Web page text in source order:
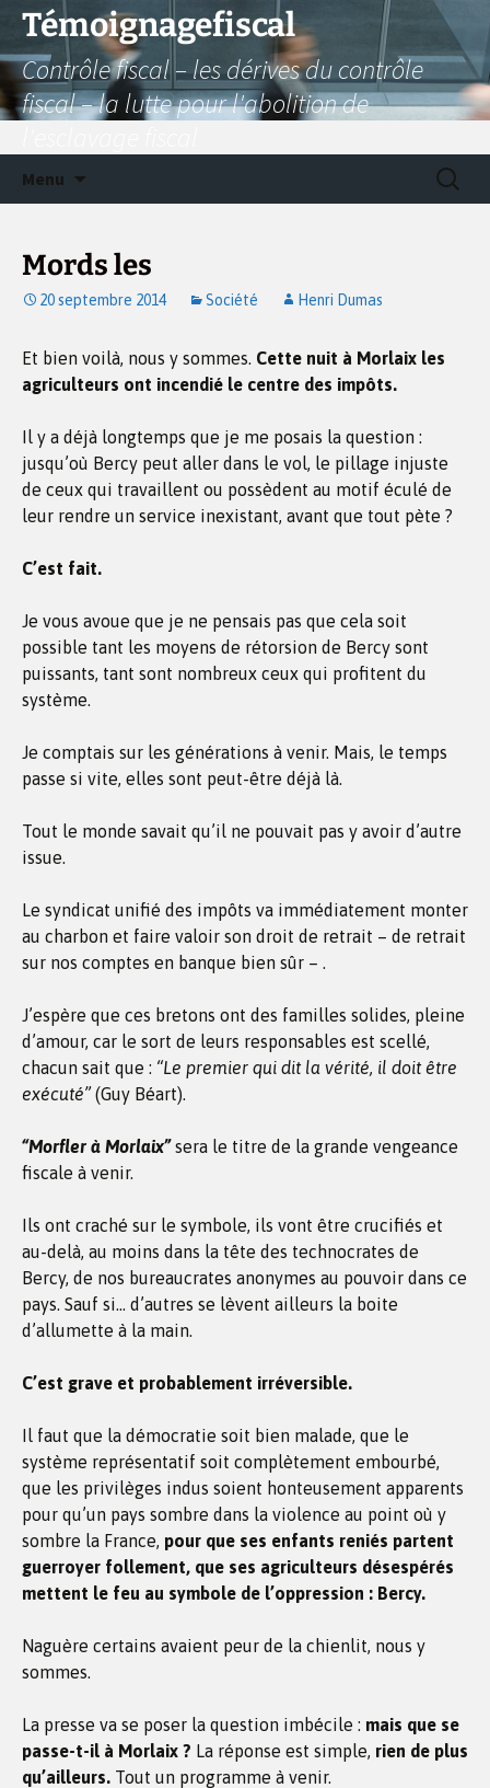
Aller
contenu
Témoignagefiscal
Contrôle fiscal – les dérives du contrôle
fiscal – la lutte pour l'abolition de
Menu
Mords les
20 septembre 2014 Société Henri Dumas
Et bien voilà, nous y sommes. Cette nuit à Morlaix les
agriculteurs ont incendié le centre des impôts.
Il y a déjà longtemps que je me posais la question :
jusqu’où Bercy peut aller dans le vol, le pillage injuste
de ceux qui travaillent ou possèdent au motif éculé de
leur rendre un service inexistant, avant que tout pète ?
C’est fait.
Je vous avoue que je ne pensais pas que cela soit
possible tant les moyens de rétorsion de Bercy sont
puissants, tant sont nombreux ceux qui profitent du
système.
Je comptais sur les générations à venir. Mais, le temps
passe si vite, elles sont peut-être déjà là.
Tout le monde savait qu’il ne pouvait pas y avoir d’autre
issue.
Le syndicat unifié des impôts va immédiatement monter
au charbon et faire valoir son droit de retrait – de retrait
sur nos comptes en banque bien sûr – .
J’espère que ces bretons ont des familles solides, pleine
d’amour, car le sort de leurs responsables est scellé,
chacun sait que : “Le premier qui dit la vérité, il doit être
exécuté”(Guy Béart).
“Morfler à Morlaix”sera le titre de la grande vengeance
fiscale à venir.
Ils ont craché sur le symbole, ils vont être crucifiés et
au-delà, au moins dans la tête des technocrates de
Bercy, de nos bureaucrates anonymes au pouvoir dans ce
pays. Sauf si… d’autres se lèvent ailleurs la boite
d’allumette à la main.
C’est grave et probablement irréversible.
Il faut que la démocratie soit bien malade, que le
système représentatif soit complètement embourbé,
que les privilèges indus soient honteusement apparents
pour qu’un pays sombre dans la violence au point où y
sombre la France, pour que ses enfants reniés partent
guerroyer follement, que ses agriculteurs désespérés
mettent le feu au symbole de l’oppression : Bercy.
Naguère certains avaient peur de la chienlit, nous y
sommes.
La presse va se poser la question imbécile : mais que se
passe-t-il à Morlaix ? La réponse est simple, rien de plus
qu’ailleurs. Tout un programme à venir.